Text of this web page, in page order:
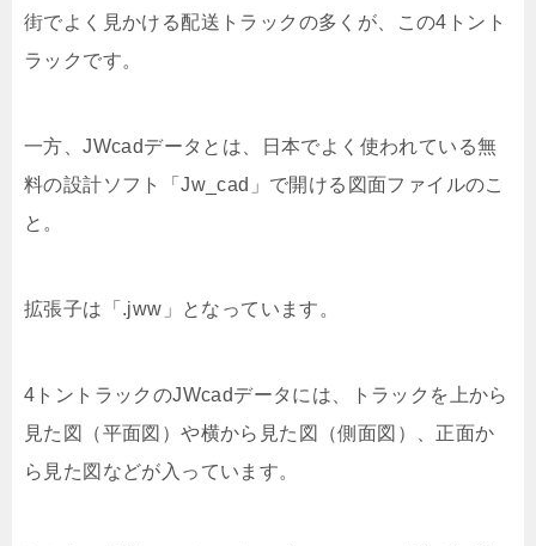
街でよく見かける配送トラックの多くが、この4トント
ラックです。
一方、JWcadデータとは、日本でよく使われている無
料の設計ソフト「Jw_cad」で開ける図面ファイルのこ
と。
拡張子は「.jww」となっています。
4トントラックのJWcadデータには、トラックを上から
見た図（平面図）や横から見た図（側面図）、正面か
ら見た図などが入っています。